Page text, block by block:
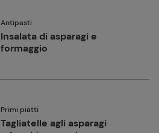
Antipasti
Insalata di asparagi e
formaggio
Primi piatti
Tagliatelle agli asparagi